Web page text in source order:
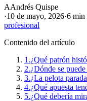
AAndrés Quispe
·10 de mayo, 2026·6 min
profesional
Contenido del artículo
1.¿Qué patrón
2.¿Dónde se
3.¿La pelota
4.¿Qué apuesta
5.¿Qué debería